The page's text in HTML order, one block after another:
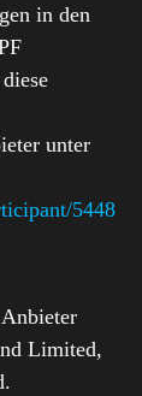
in den
unter
5448
Limited,